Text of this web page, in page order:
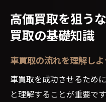
高価買取を狙う
買取の基礎知識
車買取の流れを理解しよ
車買取を成功させるため
と理解することが重要で